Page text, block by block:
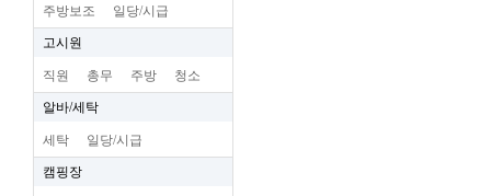
주방보조 일당/시급
고시원
직원 총무 주방 청소
알바/세탁
세탁 일당/시급
캠핑장